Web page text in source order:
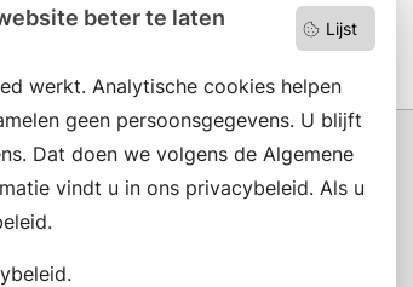
Lijst
beter te laten
werkt. Analytische cookies helpen
geen persoonsgegevens. U blijft
Dat doen we volgens de Algemene
vindt u in ons privacybeleid. Als u
en volg ons ook op social media.